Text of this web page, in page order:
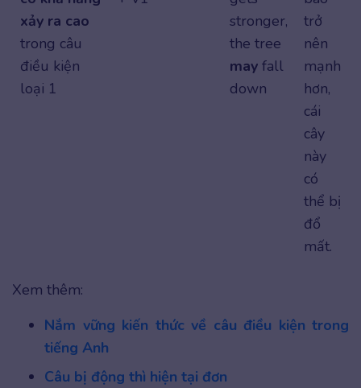
xảy ra cao
trong câu
điều kiện
loại 1
stronger,
the tree
may fall
down
trở
nên
mạnh
hơn,
cái
cây
này
có
thể bị
đổ
mất.
Xem thêm:
Nắm vững kiến thức về câu điều kiện trong
tiếng Anh
Câu bị động thì hiện tại đơn